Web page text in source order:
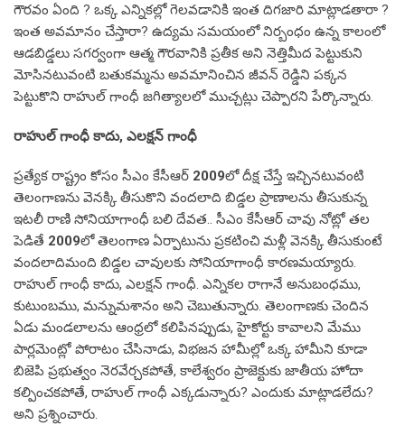
గౌరవం ఏంది ? ఒక్క ఎన్నికల్లో గెలవడానికి ఇంత దిగజారి మాట్లాడతారా ?
ఇంత అవమానం చేస్తారా? ఉద్యమ సమయంలో నిర్బంధం ఉన్న కాలంలో
ఆడబిడ్డలు సగర్వంగా ఆత్మ గౌరవానికి ప్రతీక అని నెత్తిమీద పెట్టుకుని
మోసినటువంటి బతుకమ్మను అవమానించిన జీవన్ రెడ్డిని పక్కన
పెట్టుకొని రాహుల్ గాంధీ జగిత్యాలలో ముచ్చట్లు చెప్పారని పేర్కొన్నారు.
రాహుల్ గాంధీ కాదు, ఎలక్షన్ గాంధీ
ప్రత్యేక రాష్ట్రం కోసం సీఎం కేసీఆర్ 2009లో దీక్ష చేస్తే ఇచ్చినటువంటి
తెలంగాణను వెనక్కి తీసుకొని వందలాది బిడ్డల ప్రాణాలను తీసుకున్న
ఇటలీ రాణి సోనియాగాంధీ బలి దేవత.. సీఎం కేసీఆర్ చావు నోట్లో తల
పెడితే 2009లో తెలంగాణ ఏర్పాటును ప్రకటించి మళ్లీ వెనక్కి తీసుకుంటే
వందలాదిమంది బిడ్డల చావులకు సోనియాగాంధీ కారణమయ్యారు.
రాహుల్ గాంధీ కాదు, ఎలక్షన్ గాంధీ. ఎన్నికల రాగానే అనుబంధము,
కుటుంబము, మన్నుమశానం అని చెబుతున్నారు. తెలంగాణకు చెందిన
ఏడు మండలాలను ఆంధ్రలో కలిపినప్పుడు, హైకోర్టు కావాలని మేము
పార్లమెంట్లో పోరాటం చేసినాడు, విభజన హామీల్లో ఒక్క హామీని కూడా
బిజెపి ప్రభుత్వం నెరవేర్చకపోతే, కాలేశ్వరం ప్రాజెక్టుకు జాతీయ హోదా
కల్పించకపోతే, రాహుల్ గాంధీ ఎక్కడున్నారు? ఎందుకు మాట్లాడలేదు?
అని ప్రశ్నించారు.